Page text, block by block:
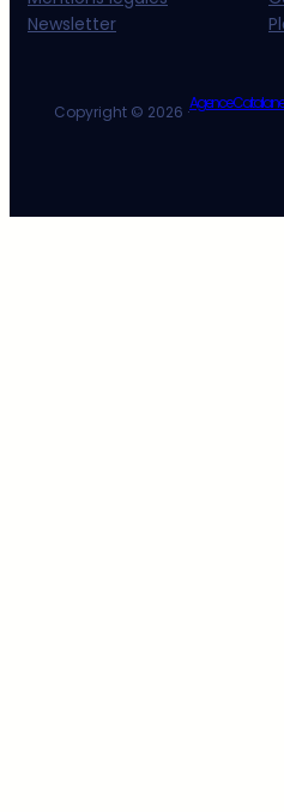
Newsletter
Copyright © 2026 ·Agence Catalane